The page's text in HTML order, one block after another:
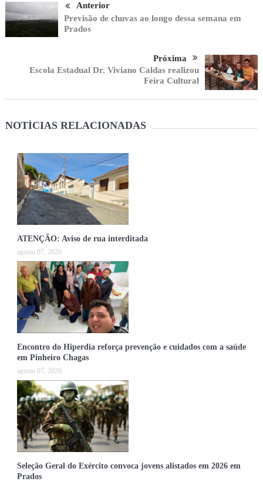
Anterior
Previsão de chuvas ao longo dessa semana em
Prados
Próxima
Escola Estadual Dr. Viviano Caldas realizou
Feira Cultural
NOTÍCIAS RELACIONADAS
ATENÇÃO: Aviso de rua interditada
agosto 07, 2026
Encontro do Hiperdia reforça prevenção e cuidados com a saúde
em Pinheiro Chagas
agosto 07, 2026
Seleção Geral do Exército convoca jovens alistados em 2026 em
Prados